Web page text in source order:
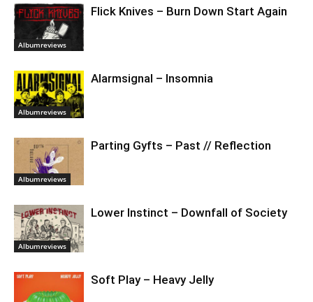
Albumreviews
Flick Knives – Burn Down Start Again
Albumreviews
Alarmsignal – Insomnia
Albumreviews
Parting Gyfts – Past // Reflection
Albumreviews
Lower Instinct – Downfall of Society
Soft Play – Heavy Jelly